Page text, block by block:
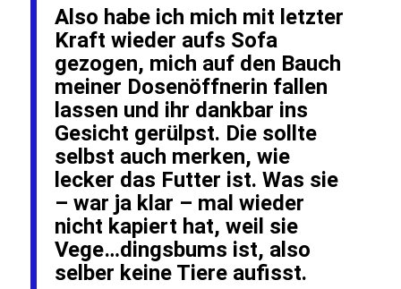
Also habe ich mich mit letzter
Kraft wieder aufs Sofa
gezogen, mich auf den Bauch
meiner Dosenöffnerin fallen
lassen und ihr dankbar ins
Gesicht gerülpst. Die sollte
selbst auch merken, wie
lecker das Futter ist. Was sie
– war ja klar – mal wieder
nicht kapiert hat, weil sie
Vege…dingsbums ist, also
selber keine Tiere aufisst.